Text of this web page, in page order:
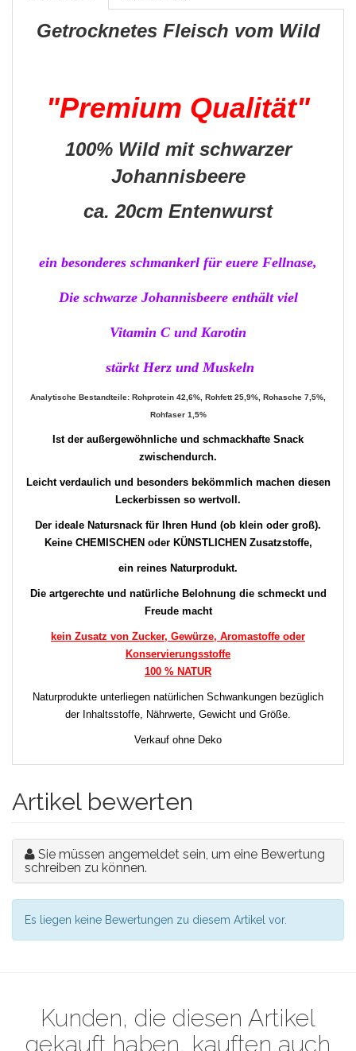
Getrocknetes Fleisch vom Wild
"Premium Qualität"
100% Wild mit schwarzer
Johannisbeere
ca. 20cm Entenwurst
ein besonderes schmankerl für euere Fellnase,
Die schwarze Johannisbeere enthält viel
Vitamin C und Karotin
stärkt Herz und Muskeln
Analytische Bestandteile: Rohprotein 42,6%, Rohfett 25,9%, Rohasche 7,5%,
Rohfaser 1,5%
Ist der außergewöhnliche und schmackhafte Snack
zwischendurch.
Leicht verdaulich und besonders bekömmlich machen diesen
Leckerbissen so wertvoll.
Der ideale Natursnack für Ihren Hund (ob klein oder groß).
Keine CHEMISCHEN oder KÜNSTLICHEN Zusatzstoffe,
ein reines Naturprodukt.
Die artgerechte und natürliche Belohnung die schmeckt und
Freude macht
kein Zusatz von Zucker, Gewürze, Aromastoffe oder
Konservierungsstoffe
100 % NATUR
Naturprodukte unterliegen natürlichen Schwankungen bezüglich
der Inhaltsstoffe, Nährwerte, Gewicht und Größe.
Verkauf ohne Deko
Artikel bewerten
Sie müssen angemeldet sein, um eine Bewertung
schreiben zu können.
Es liegen keine Bewertungen zu diesem Artikel vor.
Kunden, die diesen Artikel
gekauft haben, kauften auch